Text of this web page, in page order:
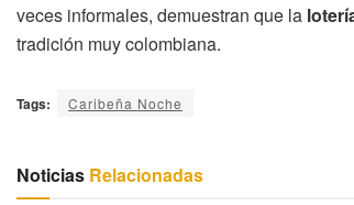
veces informales, demuestran que la
tradición muy colombiana.
Tags: Caribeña Noche
Noticias Relacionadas